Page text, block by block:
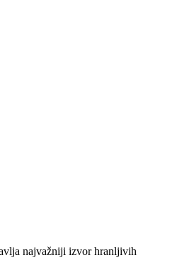
najvažniji izvor hranljivih